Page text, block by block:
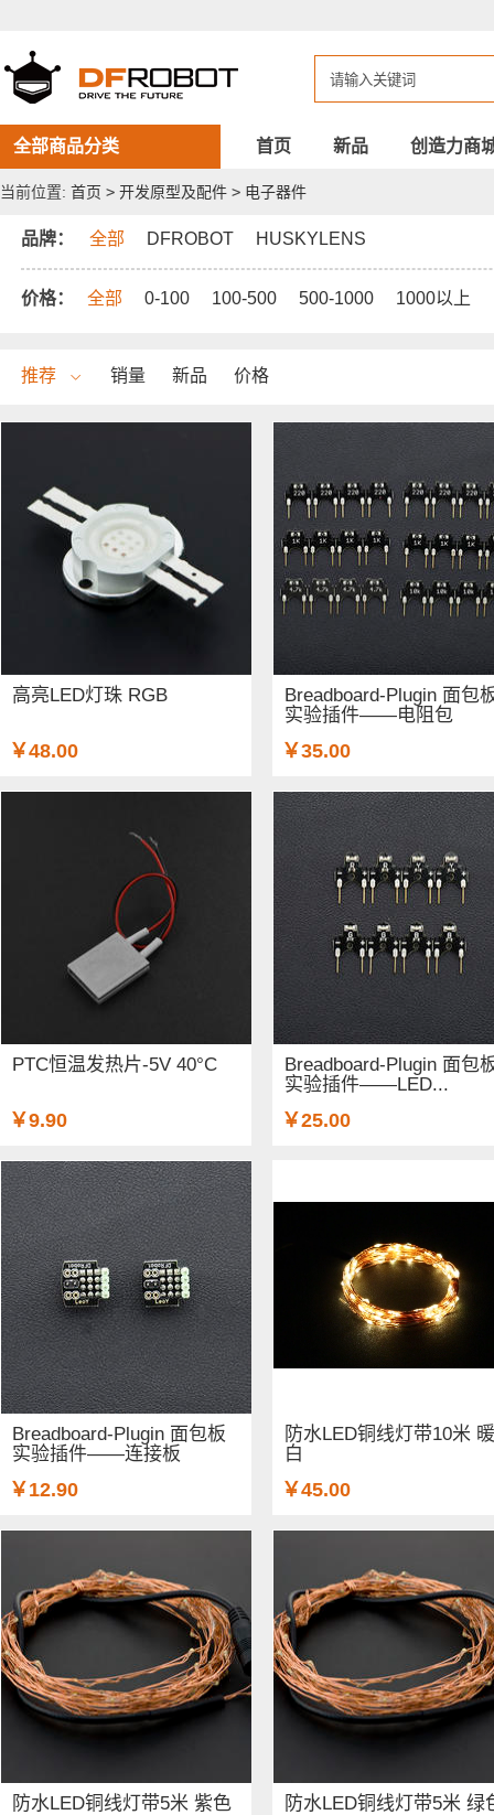
器
件
全部商品分类 首页 新品 创造力商
当前位置: 首页 > 开发原型及配件 > 电子器件
品牌： 全部 DFROBOT HUSKYLENS
价格： 全部 0-100 100-500 500-1000 1000以上
推荐 销量 新品 价格
高亮LED灯珠 RGB
￥48.00
Breadboard-Plugin 面包
实验插件——电阻包
￥35.00
PTC恒温发热片-5V 40°C
￥9.90
Breadboard-Plugin 面包
实验插件——LED...
￥25.00
Breadboard-Plugin 面包板
实验插件——连接板
￥12.90
防水LED铜线灯带10米 暖
白
￥45.00
防水LED铜线灯带5米 紫色 防水LED铜线灯带5米 绿